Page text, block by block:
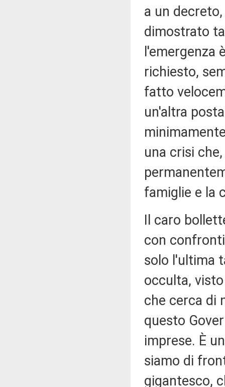
a un
dimostrato
l'emergenza
richiesto,
fatto
un'altra
una crisi
famiglie e la
Il caro
con
solo l'ultima
occulta,
che cerca di
questo
imprese. È
siamo di
gigantesco,